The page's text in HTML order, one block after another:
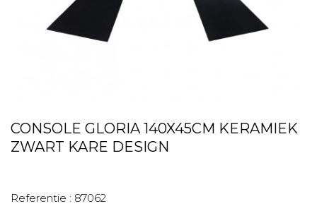
CONSOLE GLORIA 140X45CM KERAMIEK
ZWART KARE DESIGN
Referentie : 87062